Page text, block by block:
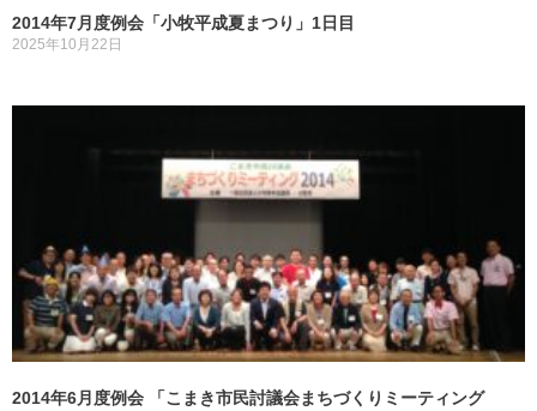
2014年7月度例会「小牧平成夏まつり」1日目
2025年10月22日
2014年6月度例会 「こまき市民討議会まちづくりミーティング